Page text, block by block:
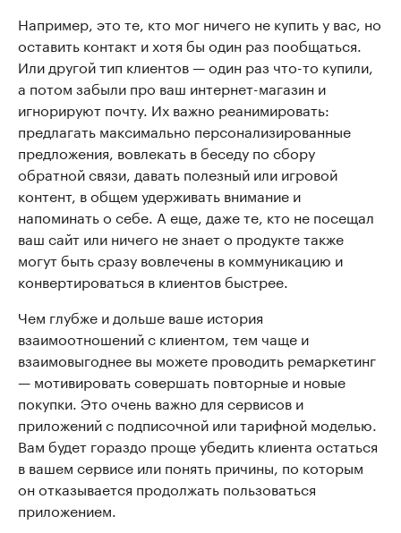
Например, это те, кто мог ничего не купить у вас, но
оставить контакт и хотя бы один раз пообщаться.
Или другой тип клиентов — один раз что-то купили,
а потом забыли про ваш интернет-магазин и
игнорируют почту. Их важно реанимировать:
предлагать максимально персонализированные
предложения, вовлекать в беседу по сбору
обратной связи, давать полезный или игровой
контент, в общем удерживать внимание и
напоминать о себе. А еще, даже те, кто не посещал
ваш сайт или ничего не знает о продукте также
могут быть сразу вовлечены в коммуникацию и
конвертироваться в клиентов быстрее.
Чем глубже и дольше ваше история
взаимоотношений с клиентом, тем чаще и
взаимовыгоднее вы можете проводить ремаркетинг
— мотивировать совершать повторные и новые
покупки. Это очень важно для сервисов и
приложений с подписочной или тарифной моделью.
Вам будет гораздо проще убедить клиента остаться
в вашем сервисе или понять причины, по которым
он отказывается продолжать пользоваться
приложением.